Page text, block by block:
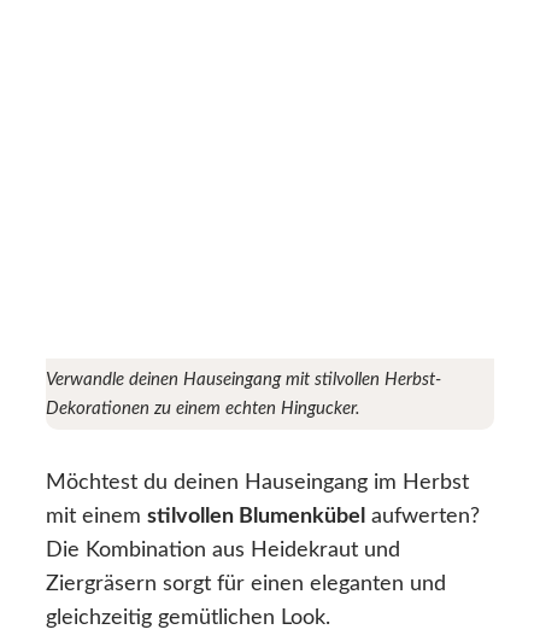
Verwandle deinen Hauseingang mit stilvollen Herbst-
Dekorationen zu einem echten Hingucker.
Möchtest du deinen Hauseingang im Herbst
mit einem stilvollen Blumenkübel aufwerten?
Die Kombination aus Heidekraut und
Ziergräsern sorgt für einen eleganten und
gleichzeitig gemütlichen Look.